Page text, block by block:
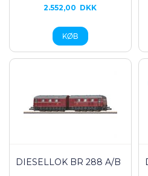
2.552,00 DKK
DIESELLOK BR 288 A/B